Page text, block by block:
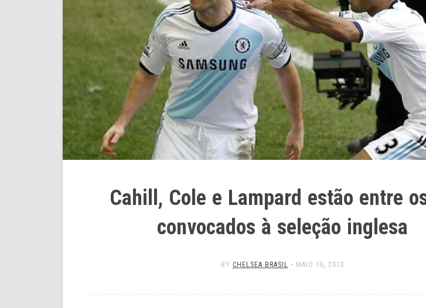
Cahill, Cole e Lampard estão entre
convocados à seleção inglesa
BY CHELSEA BRASIL • MAIO 16, 2013